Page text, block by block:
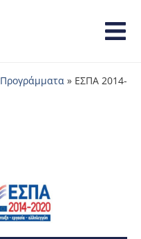
Προγράμματα » ΕΣΠΑ 2014-